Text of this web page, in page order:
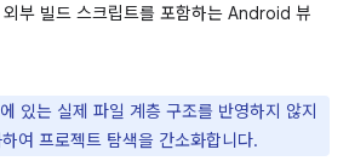
외부 빌드 스크립트를 포함하는 Android 뷰
있는 실제 파일 계층 구조를 반영하지 않지
여 프로젝트 탐색을 간소화합니다.